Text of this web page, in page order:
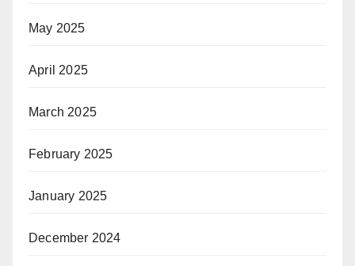
May 2025
April 2025
March 2025
February 2025
January 2025
December 2024